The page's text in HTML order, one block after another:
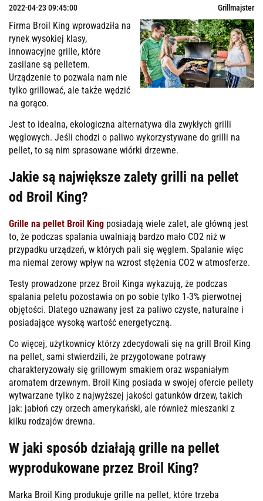
2022-04-23 09:45:00 Grillmajster
Firma Broil King wprowadziła na
rynek wysokiej klasy,
innowacyjne grille, które
zasilane są pelletem.
Urządzenie to pozwala nam nie
tylko grillować, ale także wędzić
na gorąco.
Jest to idealna, ekologiczna alternatywa dla zwykłych grilli
węglowych. Jeśli chodzi o paliwo wykorzystywane do grilli na
pellet, to są nim sprasowane wiórki drzewne.
Jakie są największe zalety grilli na pellet
od Broil King?
Grille na pellet Broil King posiadają wiele zalet, ale główną jest
to, że podczas spalania uwalniają bardzo mało CO2 niż w
przypadku urządzeń, w których pali się węglem. Spalanie więc
ma niemal zerowy wpływ na wzrost stężenia CO2 w atmosferze.
Testy prowadzone przez Broil Kinga wykazują, że podczas
spalania peletu pozostawia on po sobie tylko 1-3% pierwotnej
objętości. Dlatego uznawany jest za paliwo czyste, naturalne i
posiadające wysoką wartość energetyczną.
Co więcej, użytkownicy którzy zdecydowali się na grill Broil King
na pellet, sami stwierdzili, że przygotowane potrawy
charakteryzowały się grillowym smakiem oraz wspaniałym
aromatem drzewnym. Broil King posiada w swojej ofercie pellety
wytwarzane tylko z najwyższej jakości gatunków drzew, takich
jak: jabłoń czy orzech amerykański, ale również mieszanki z
kilku rodzajów drewna.
W jaki sposób działają grille na pellet
wyprodukowane przez Broil King?
Marka Broil King produkuje grille na pellet, które trzeba